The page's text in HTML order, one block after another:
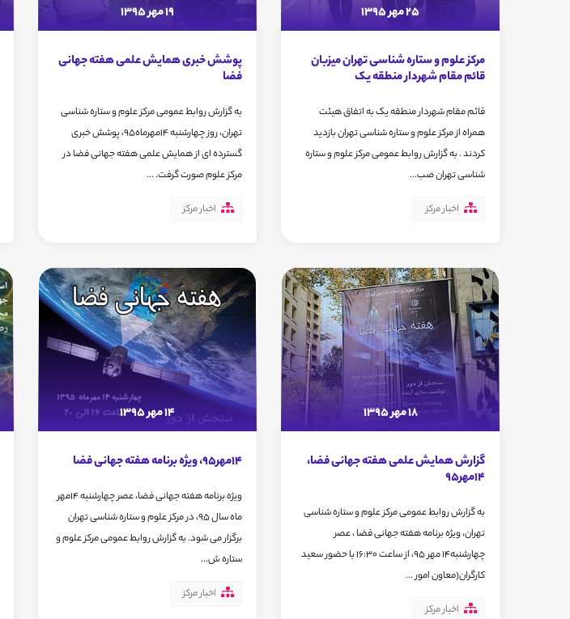
25 مهر 1395
مرکز علوم و ستاره شناسی تهران میزبان
قائم مقام شهردار منطقه یک
قائم مقام شهردار منطقه یک به اتفاق هیئت
همراه از مرکز علوم و ستاره شناسی تهران بازدید
کردند . به گزارش روابط عمومی مرکز علوم و ستاره
شناسی تهران صب...
اخبار مرکز
19 مهر 1395
پوشش خبری همایش علمی هفته جهانی
فضا
به گزارش روابط عمومی مرکز علوم و ستاره شناسی
تهران، روز چهارشنبه 14مهرماه95، پوشش خبری
گسترده ای از همایش علمی هفته جهانی فضا در
مرکز علوم صورت گرفت. ...
اخبار مرکز
18 مهر 1395
گزارش همایش علمی هفته جهانی فضا،
14مهر95
به گزارش روابط عمومی مرکز علوم و ستاره شناسی
تهران، ويژه برنامه هفته جهانی فضا ، عصر
چهارشنبه14 مهر 95، از ساعت 16:30 با حضور سعید
کارگران(معاون امور ...
اخبار مرکز
14 مهر 1395
14مهر95، ویژه برنامه هفته جهانی فضا
ویژه برنامه هفته جهانی فضا، عصر چهارشنبه 14مهر
ماه سال 95، در مرکز علوم و ستاره شناسی تهران
برگزار می شود. به گزارش روابط عمومی مرکز علوم و
ستاره ش...
اخبار مرکز